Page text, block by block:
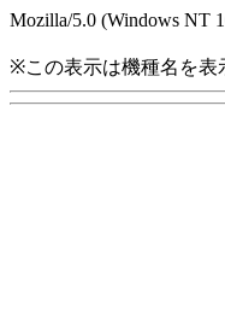
Mozilla/5.0 (Windows NT
※この表示は機種名を表